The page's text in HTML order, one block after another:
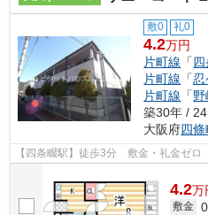
敷0 礼0
4.2万円
片町線 「
片町線 「忍
片町線 「野
築30年 /
大阪府四
【四条畷駅】徒歩3分 敷金・礼金ゼ
4.2万
敷金